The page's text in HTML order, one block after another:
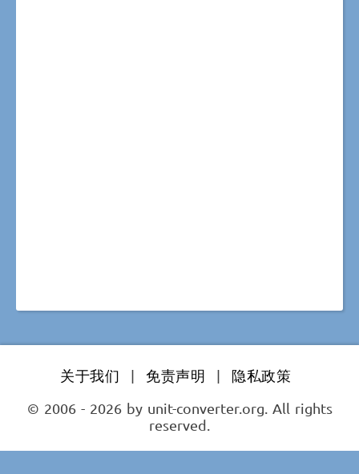
关于我们 | 免责声明 |
隐私政策
© 2006 - 2026 by unit-converter.org. All rights
reserved.